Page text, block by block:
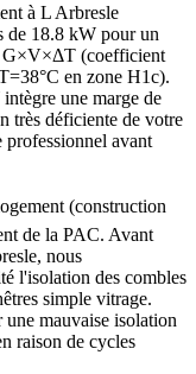
à L Arbresle
de 18.8 kW pour un
G×V×ΔT (coefficient
en zone H1c).
une marge de
très déficiente de votre
avant
(construction
de la PAC. Avant
nous
l'isolation des combles
simple vitrage.
mauvaise isolation
raison de cycles